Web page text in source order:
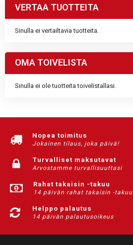
VERTAA TUOTTEITA
Sinulla ei vertailtavia tuotteita.
OMA TOIVELISTA
Sinulla ei ole tuotteita toivelistallasi.
Nopea toimitus
Jokainen tilaus, joka päivä!
Turvalliset maksutavat
Arvostamme turvallisuuttasi
Rahat takaisin -takuu
14 päivän rahat takaisin -takuu
Helppo palautus
14 päivän palautusoikeus